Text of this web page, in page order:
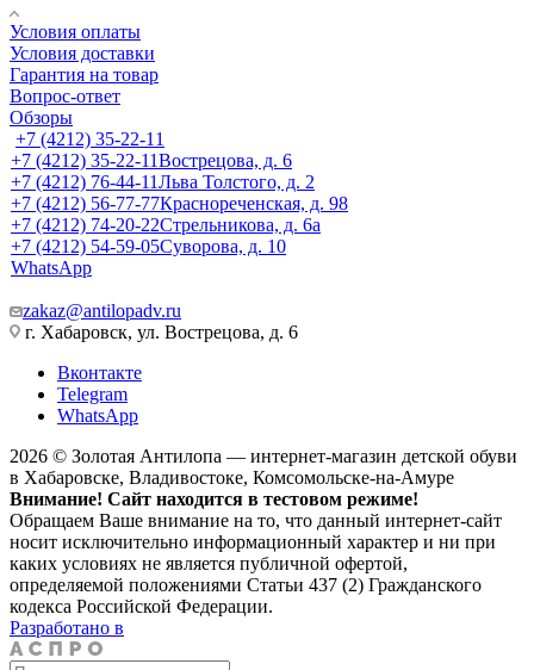
Условия оплаты
Условия доставки
Гарантия на товар
Вопрос-ответ
Обзоры
+7 (4212) 35-22-11
+7 (4212) 35-22-11Вострецова, д. 6
+7 (4212) 76-44-11Льва Толстого, д. 2
+7 (4212) 56-77-77Краснореченская, д. 98
+7 (4212) 74-20-22Стрельникова, д. 6а
+7 (4212) 54-59-05Суворова, д. 10
WhatsApp
zakaz@antilopadv.ru
г. Хабаровск, ул. Вострецова, д. 6
Вконтакте
Telegram
WhatsApp
2026 © Золотая Антилопа — интернет-магазин детской обуви
в Хабаровске, Владивостоке, Комсомольске-на-Амуре
Внимание! Сайт находится в тестовом режиме!
Обращаем Ваше внимание на то, что данный интернет-сайт
носит исключительно информационный характер и ни при
каких условиях не является публичной офертой,
определяемой положениями Статьи 437 (2) Гражданского
кодекса Российской Федерации.
Разработано в